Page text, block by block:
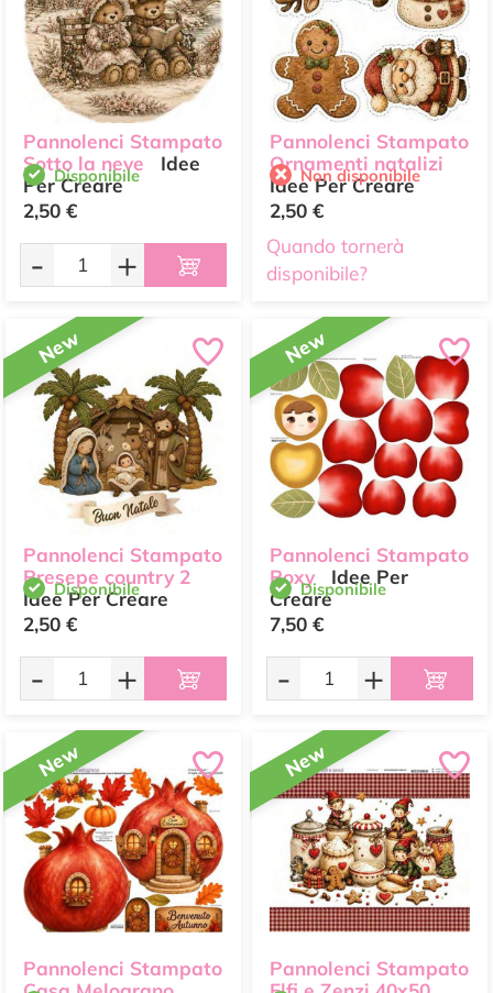
Pannolenci Stampato
Sotto la neve
Idee
Per Creare
Disponibile
2,50 €
- +
Pannolenci Stampato
Ornamenti natalizi
Idee Per Creare
Non disponibile
2,50 €
Quando tornerà
disponibile?
New
Pannolenci Stampato
Presepe country 2
Idee Per Creare
Disponibile
2,50 €
- +
New
Pannolenci Stampato
Roxy
Idee Per
CreareDisponibile
7,50 €
- +
New
Pannolenci Stampato
New
Pannolenci Stampato